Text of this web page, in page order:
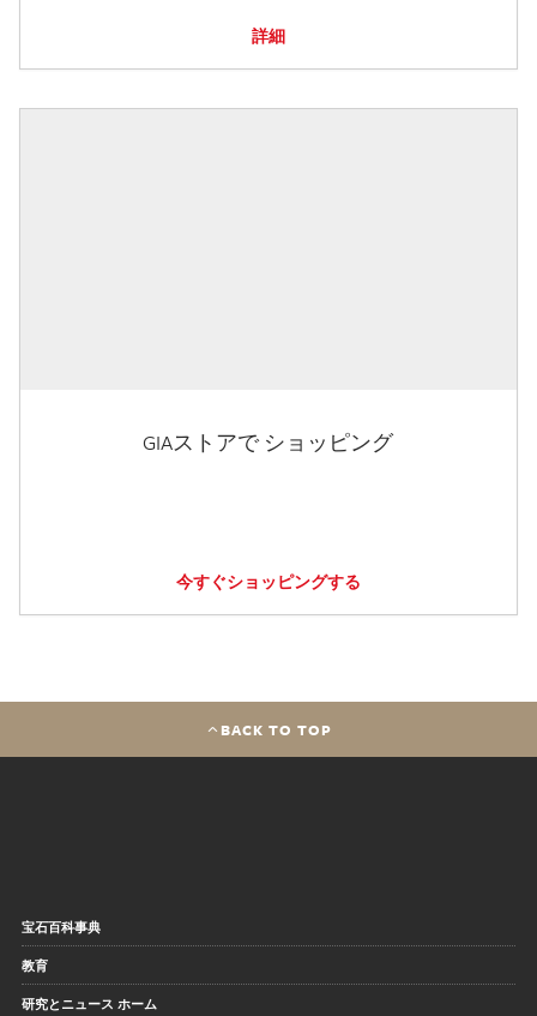
詳細
GIAストアで ショッピング
今すぐショッピングする
BACK TO TOP
宝石百科事典
教育
研究とニュース ホーム